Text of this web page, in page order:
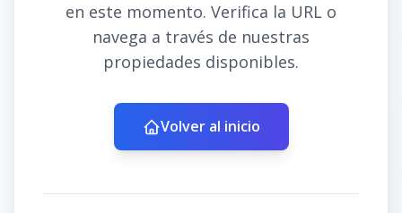
en este momento. Verifica la URL o
navega a través de nuestras
propiedades disponibles.
Volver al inicio